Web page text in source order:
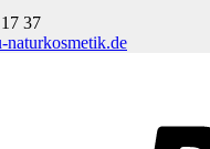
37
naturkosmetik.de